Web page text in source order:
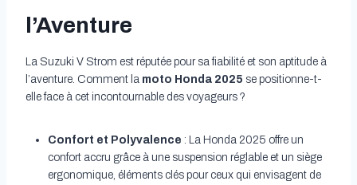
l’Aventure
La Suzuki V Strom est réputée pour sa fiabilité et son aptitude à
l’aventure. Comment la moto Honda 2025 se positionne-t-
elle face à cet incontournable des voyageurs ?
Confort et Polyvalence : La Honda 2025 offre un
confort accru grâce à une suspension réglable et un siège
ergonomique, éléments clés pour ceux qui envisagent de